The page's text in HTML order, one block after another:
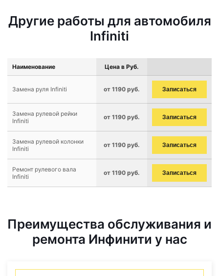
Другие работы для автомобиля
Infiniti
Наименование Цена в Руб.
Замена руля Infiniti от 1190 руб. Записаться
Замена рулевой рейки
Infiniti
от 1190 руб. Записаться
Замена рулевой колонки
Infiniti
от 1190 руб. Записаться
Ремонт рулевого вала
Infiniti
от 1190 руб. Записаться
Преимущества обслуживания и
ремонта Инфинити у нас